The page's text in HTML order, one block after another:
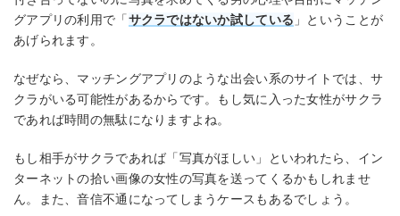
グアプリの利用で「サクラではないか試している 」ということが
あげられます。
なぜなら、マッチングアプリのような出会い系のサイトでは、サ
クラがいる可能性があるからです。もし気に入った女性がサクラ
であれば時間の無駄になりますよね。
もし相手がサクラであれば「写真がほしい」といわれたら、イン
ターネットの拾い画像の女性の写真を送ってくるかもしれませ
ん。また、音信不通になってしまうケースもあるでしょう。